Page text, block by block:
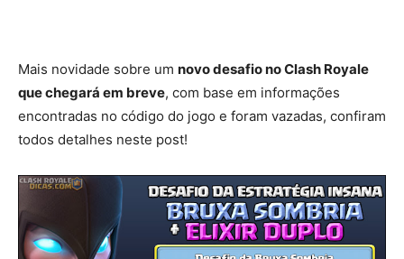
Mais novidade sobre um novo desafio no Clash Royale
que chegará em breve, com base em informações
encontradas no código do jogo e foram vazadas, confiram
todos detalhes neste post!